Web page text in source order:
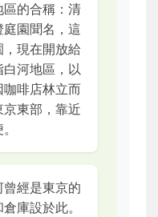
的合稱：清
園聞名，這
現在開放給
河地區，以
啡店林立而
東部，靠近
經是東京的
庫設於此。